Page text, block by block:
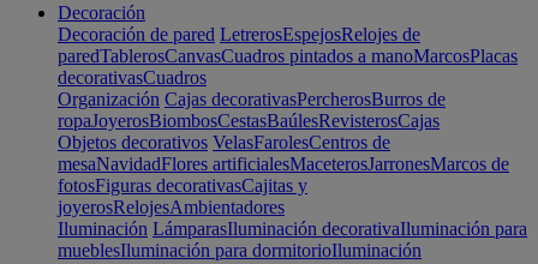
Decoración
Decoración de pared LetrerosEspejosRelojes de
paredTablerosCanvasCuadros pintados a manoMarcosPlacas
decorativasCuadros
Organización Cajas decorativasPercherosBurros de
ropaJoyerosBiombosCestasBaúlesRevisterosCajas
Objetos decorativos VelasFarolesCentros de
mesaNavidadFlores artificialesMaceterosJarronesMarcos de
fotosFiguras decorativasCajitas y
joyerosRelojesAmbientadores
Iluminación LámparasIluminación decorativaIluminación para
mueblesIluminación para dormitorioIluminación